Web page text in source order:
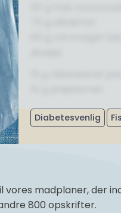
50 g frisk
Diabetesvenlig
madplaner, der
800 opskrifter.